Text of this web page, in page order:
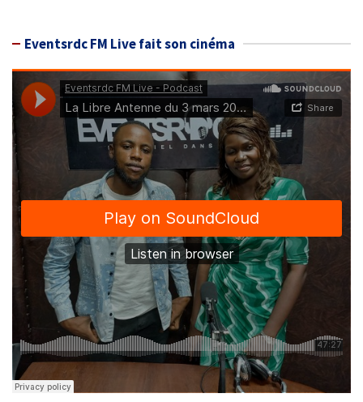
Eventsrdc FM Live fait son cinéma